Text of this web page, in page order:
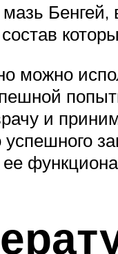
можно
и
успешного